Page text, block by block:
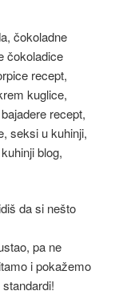
da si nešto
pa ne
i pokažemo